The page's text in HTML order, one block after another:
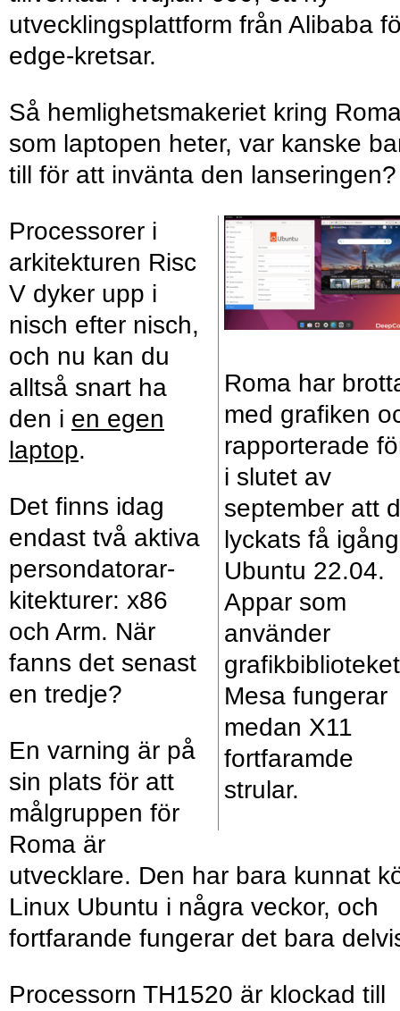
utvecklingsplattform från Alibaba
edge-kretsar.
Så hemlighetsmakeriet kring
som laptopen heter, var kanske
till för att invänta den lanseringen?
Roma har
med grafiken
rapporterade
i slutet av
september att
lyckats få igång
Ubuntu 22.04.
Appar som
använder
grafikbiblioteket
Mesa fungerar
medan X11
fortfaramde
strular.
Processorer i
arkitekturen Risc
V dyker upp i
nisch efter nisch,
och nu kan du
alltså snart ha
den i en egen
laptop.
Det finns idag
endast två aktiva
person­datorar­
kitek­turer: x86
och Arm. När
fanns det senast
en tredje?
En varning är på
sin plats för att
målgruppen för
Roma är
utvecklare. Den har bara kunnat
Linux Ubuntu i några veckor, och
fortfarande fungerar det bara
Processorn TH1520 är klockad till